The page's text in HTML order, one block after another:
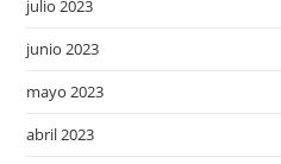
julio 2023
junio 2023
mayo 2023
abril 2023